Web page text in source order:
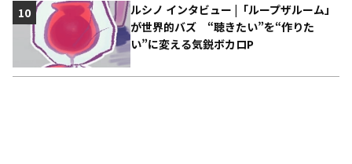
ルシノ インタビュー |「ループザルーム」
が世界的バズ “聴きたい”を“作りた
い”に変える気鋭ボカロP
10